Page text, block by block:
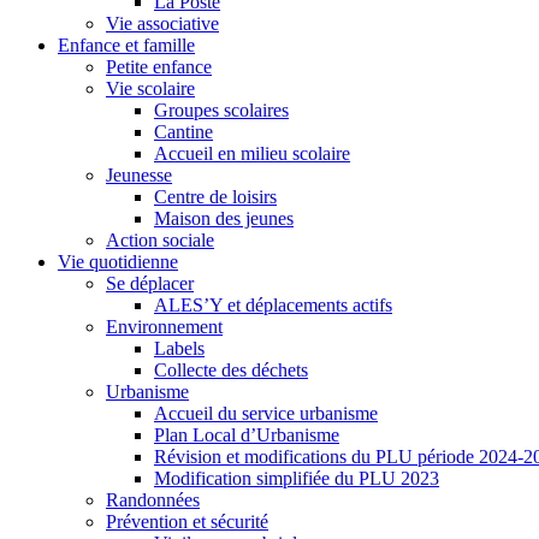
Vie associative
Enfance et famille
Petite enfance
Vie scolaire
Groupes scolaires
Cantine
Accueil en milieu scolaire
Jeunesse
Centre de loisirs
Maison des jeunes
Action sociale
Vie quotidienne
Se déplacer
ALES’Y et déplacements actifs
Environnement
Labels
Collecte des déchets
Urbanisme
Accueil du service urbanisme
Plan Local d’Urbanisme
Révision et modifications du PLU période 2024-
Modification simplifiée du PLU 2023
Randonnées
Prévention et sécurité